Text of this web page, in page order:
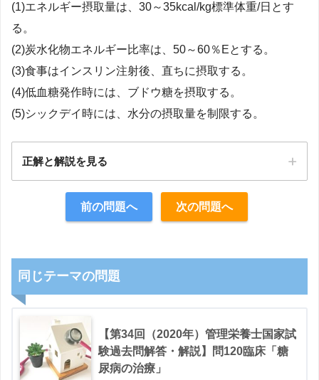
(1)エネルギー摂取量は、30～35kcal/kg標準体重/日とす
る。
(2)炭水化物エネルギー比率は、50～60％Eとする。
(3)食事はインスリン注射後、直ちに摂取する。
(4)低血糖発作時には、ブドウ糖を摂取する。
(5)シックデイ時には、水分の摂取量を制限する。
正解と解説を見る
前の問題へ 次の問題へ
同じテーマの問題
【第34回（2020年）管理栄養士国家試
験過去問解答・解説】問120臨床「糖
尿病の治療」